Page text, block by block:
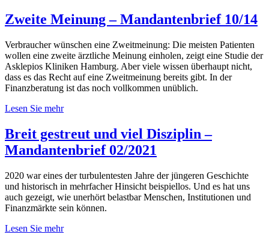
Zweite Meinung – Mandantenbrief 10/14
Verbraucher wünschen eine Zweitmeinung: Die meisten Patienten
wollen eine zweite ärztliche Meinung einholen, zeigt eine Studie der
Asklepios Kliniken Hamburg. Aber viele wissen überhaupt nicht,
dass es das Recht auf eine Zweitmeinung bereits gibt. In der
Finanzberatung ist das noch vollkommen unüblich.
Lesen Sie mehr
Breit gestreut und viel Disziplin –
Mandantenbrief 02/2021
2020 war eines der turbulentesten Jahre der jüngeren Geschichte
und historisch in mehrfacher Hinsicht beispiellos. Und es hat uns
auch gezeigt, wie unerhört belastbar Menschen, Institutionen und
Finanzmärkte sein können.
Lesen Sie mehr